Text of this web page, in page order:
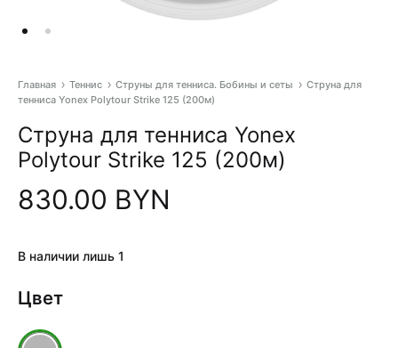
Главная Теннис Струны для тенниса. Бобины и сеты
Струна для
тенниса Yonex Polytour Strike 125 (200м)
Струна для тенниса Yonex
Polytour Strike 125 (200м)
830.00 BYN
В наличии лишь 1
Цвет